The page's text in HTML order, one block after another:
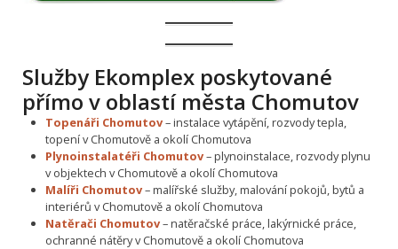
Služby Ekomplex poskytované
přímo v oblastí města Chomutov
Topenáři Chomutov– instalace vytápění, rozvody tepla,
topení v Chomutově a okolí Chomutova
Plynoinstalatéři Chomutov– plynoinstalace, rozvody plynu
v objektech v Chomutově a okolí Chomutova
Malíři Chomutov– malířské služby, malování pokojů, bytů a
interiérů v Chomutově a okolí Chomutova
Natěrači Chomutov– natěračské práce, lakýrnické práce,
ochranné nátěry v Chomutově a okolí Chomutova